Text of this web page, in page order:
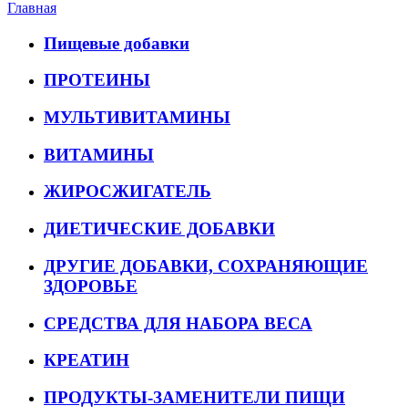
Главная
Пищевые добавки
ПРОТЕИНЫ
МУЛЬТИВИТАМИНЫ
ВИТАМИНЫ
ЖИРОСЖИГАТЕЛЬ
ДИЕТИЧЕСКИЕ ДОБАВКИ
ДРУГИЕ ДОБАВКИ, СОХРАНЯЮЩИЕ
ЗДОРОВЬЕ
СРЕДСТВА ДЛЯ НАБОРА ВЕСА
КРЕАТИН
ПРОДУКТЫ-ЗАМЕНИТЕЛИ ПИЩИ